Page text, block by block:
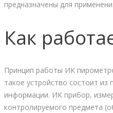
предназначены для
Как
Принцип работы ИК
такое устройство состоит
информации. ИК прибор,
контролируемого предмета